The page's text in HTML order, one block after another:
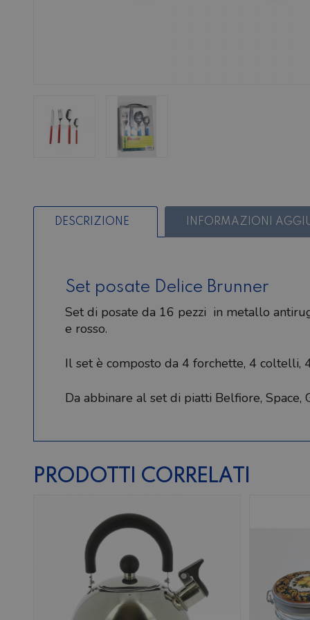
DESCRIZIONE INFORMAZIONI
Set posate Delice Brunner
Set di posate da 16 pezzi in metallo
e rosso.
Il set è composto da 4 forchette, 4 coltelli,
Da abbinare al set di piatti Belfiore, Space,
PRODOTTI CORRELATI